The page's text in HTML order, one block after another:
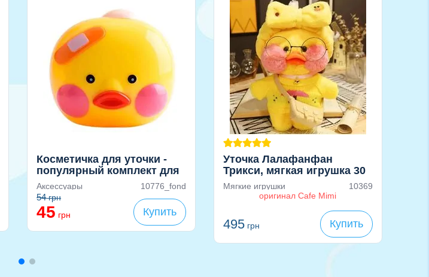
Косметичка для уточки -
популярный комплект для
игр
Аксессуары 10776_fond
54грн
45 грн Купить
Уточка Лалафанфан
Трикси, мягкая игрушка 30
см
Мягкие игрушки
10369
оригинал Cafe Mimi
495грн Купить